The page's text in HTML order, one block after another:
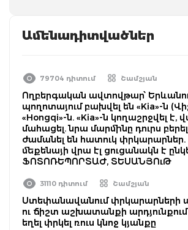
Ամենադիտվածներ
79704 դիտում Շամշյան
Ողբերգական ավտովթար՝
պողոտայում բախվել են «Kia»-ն
«Hongqi»-ն. «Kia»-ն կողաշրջվել է,
մահացել. նրա մարմինը դուրս
ժամանել են հատուկ փրկարարներ.
մեքենայի վրա էլ ցուցանակն է
ՖՈՏՈՌԵՊՈՐՏԱԺ, ՏԵՍԱՆՅՈւԹ
31110 դիտում Շամշյան
Ստեփանավանում փրկարարների
ու ճիշտ աշխատանքի
եղել փրկել ռուս կնոջ կյանքը